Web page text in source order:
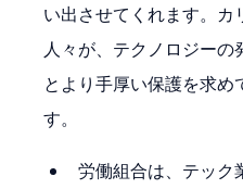
い出させてくれます。
人々が、テクノロジーの
とより手厚い保護を求め
す。
労働組合は、テック